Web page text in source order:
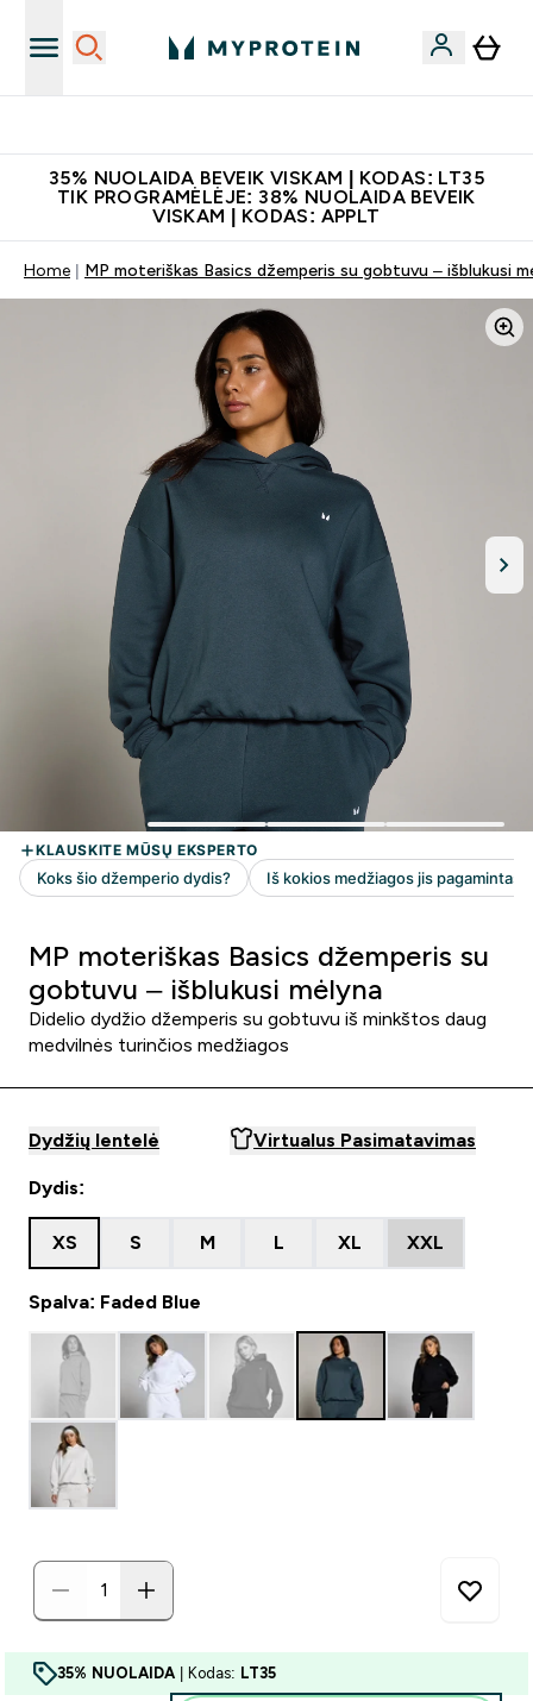
35% NUOLAIDA BEVEIK VISKAM | KODAS: LT35
TIK PROGRAMĖLĖJE: 38% NUOLAIDA BEVEIK
VISKAM | KODAS: APPLT
Home MP moteriškas Basics džemperis su gobtuvu – išblukusi
MP moteriškas Basics džemperis su
gobtuvu – išblukusi mėlyna
Didelio dydžio džemperis su gobtuvu iš minkštos daug
medvilnės turinčios medžiagos
Dydžių lentelė Virtualus Pasimatavimas
Dydis:
XS S M L XL XXL
Spalva: Faded Blue
35% NUOLAIDA | Kodas: LT35